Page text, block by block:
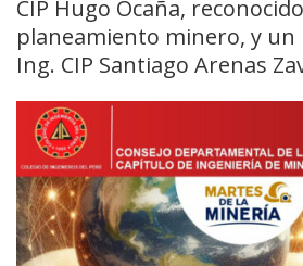
CIP Hugo Ocaña,
planeamiento minero, y un
Ing. CIP Santiago Arenas